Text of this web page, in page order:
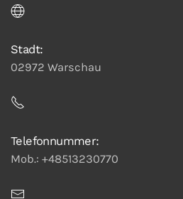
Stadt:
02972 Warschau
Telefonnummer:
Mob.: +48513230770